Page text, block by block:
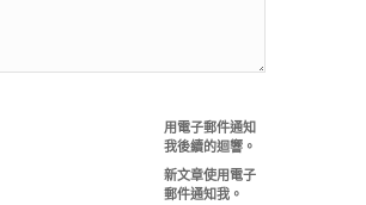
用電子郵件通知
我後續的迴響。
新文章使用電子
郵件通知我。